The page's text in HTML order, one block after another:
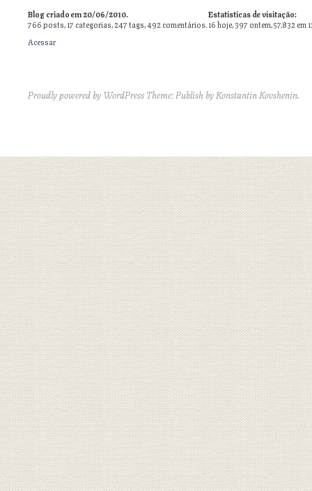
Blog criado em 20/06/2010.
766posts,17 categorias,247tags,492comentários.
Estatísticas de visitação:
16 hoje, 397 ontem, 57.832 em
Acessar
Proudly powered by WordPress Theme: Publish byKonstantin Kovshenin.